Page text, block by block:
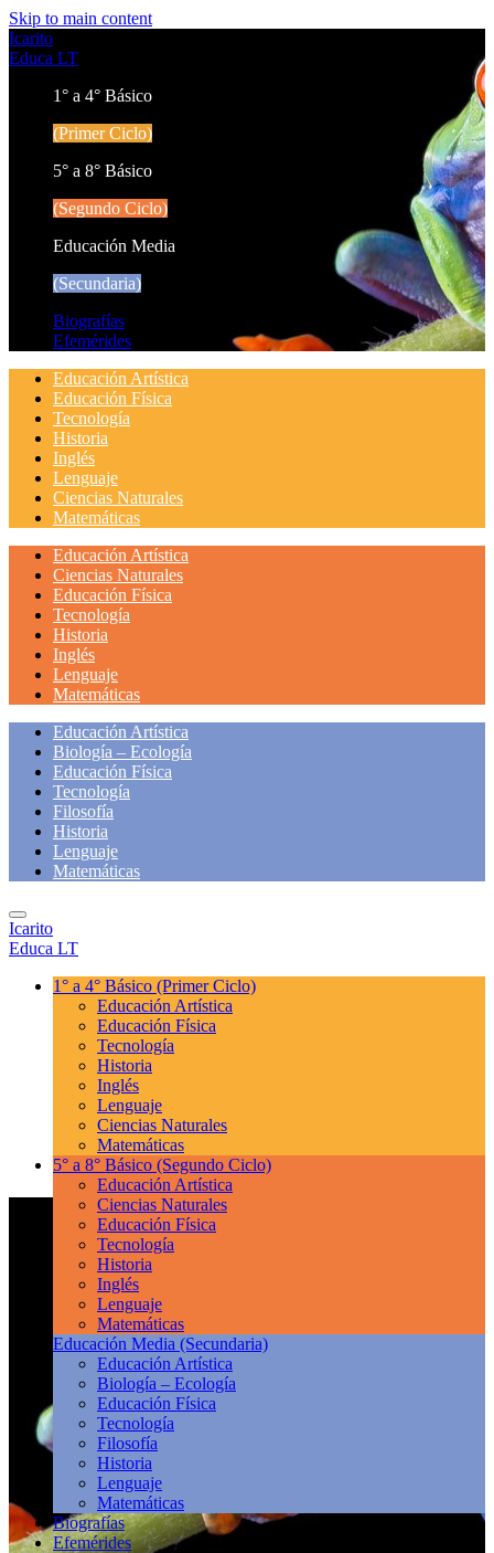
Skip to main content
Icarito
Educa LT
1° a 4° Básico
(Primer Ciclo)
5° a 8° Básico
(Segundo Ciclo)
Educación Media
(Secundaria)
Biografías
Efemérides
Educación Artística
Educación Física
Tecnología
Historia
Inglés
Lenguaje
Ciencias Naturales
Matemáticas
Educación Artística
Ciencias Naturales
Educación Física
Tecnología
Historia
Inglés
Lenguaje
Matemáticas
Educación Artística
Biología – Ecología
Educación Física
Tecnología
Filosofía
Historia
Lenguaje
Matemáticas
Icarito
Educa LT
1° a 4° Básico (Primer Ciclo)
Educación Artística
Educación Física
Tecnología
Historia
Inglés
Lenguaje
Ciencias Naturales
Matemáticas
5° a 8° Básico (Segundo Ciclo)
Educación Artística
Ciencias Naturales
Educación Física
Tecnología
Historia
Inglés
Lenguaje
Matemáticas
Educación Media (Secundaria)
Educación Artística
Biología – Ecología
Educación Física
Tecnología
Filosofía
Historia
Lenguaje
Matemáticas
Biografías
Efemérides